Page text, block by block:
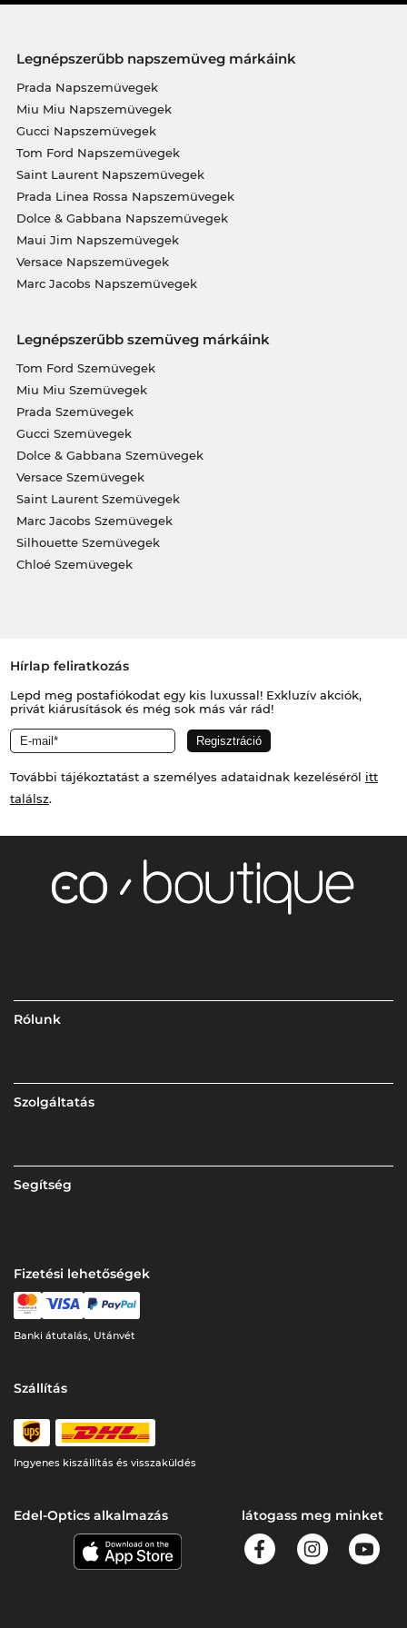
Legnépszerűbb napszemüveg márkáink
Prada Napszemüvegek
Miu Miu Napszemüvegek
Gucci Napszemüvegek
Tom Ford Napszemüvegek
Saint Laurent Napszemüvegek
Prada Linea Rossa Napszemüvegek
Dolce & Gabbana Napszemüvegek
Maui Jim Napszemüvegek
Versace Napszemüvegek
Marc Jacobs Napszemüvegek
Legnépszerűbb szemüveg márkáink
Tom Ford Szemüvegek
Miu Miu Szemüvegek
Prada Szemüvegek
Gucci Szemüvegek
Dolce & Gabbana Szemüvegek
Versace Szemüvegek
Saint Laurent Szemüvegek
Marc Jacobs Szemüvegek
Silhouette Szemüvegek
Chloé Szemüvegek
Hírlap feliratkozás
Lepd meg postafiókodat egy kis luxussal! Exkluzív akciók,
privát kiárusítások és még sok más vár rád!
További tájékoztatást a személyes adataidnak kezeléséről itt
találsz.
Rólunk
Szolgáltatás
Segítség
Fizetési lehetőségek
Banki átutalás, Utánvét
Szállítás
Ingyenes kiszállítás és visszaküldés
Edel-Optics alkalmazás látogass meg minket